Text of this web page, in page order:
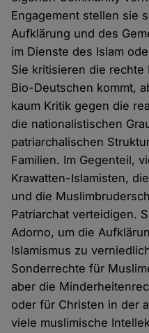
Engagement stellen sie
Aufklärung und des
im Dienste des Islam
Sie kritisieren die
Bio-Deutschen kommt,
kaum Kritik gegen die
die nationalistischen
patriarchalischen
Familien. Im Gegenteil,
Krawatten-Islamisten,
und die
Patriarchat verteidigen.
Adorno, um die
Islamismus zu
Sonderrechte für
aber die
oder für Christen in der
viele muslimische